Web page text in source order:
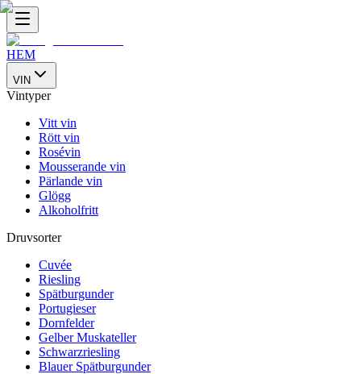
HEM
VIN
Vintyper
Vitt vin
Rött vin
Rosévin
Mousserande vin
Pärlande vin
Glögg
Alkoholfritt
Druvsorter
Cuvée
Riesling
Spätburgunder
Portugieser
Dornfelder
Gelber Muskateller
Schwarzriesling
Blauer Spätburgunder